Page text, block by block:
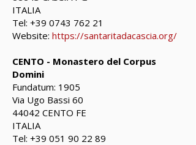
ITALIA
Tel: +39 0743 762 21
Website: https://santaritadacascia.org/
CENTO - Monastero del Corpus
Domini
Fundatum: 1905
Via Ugo Bassi 60
44042 CENTO FE
ITALIA
Tel: +39 051 90 22 89